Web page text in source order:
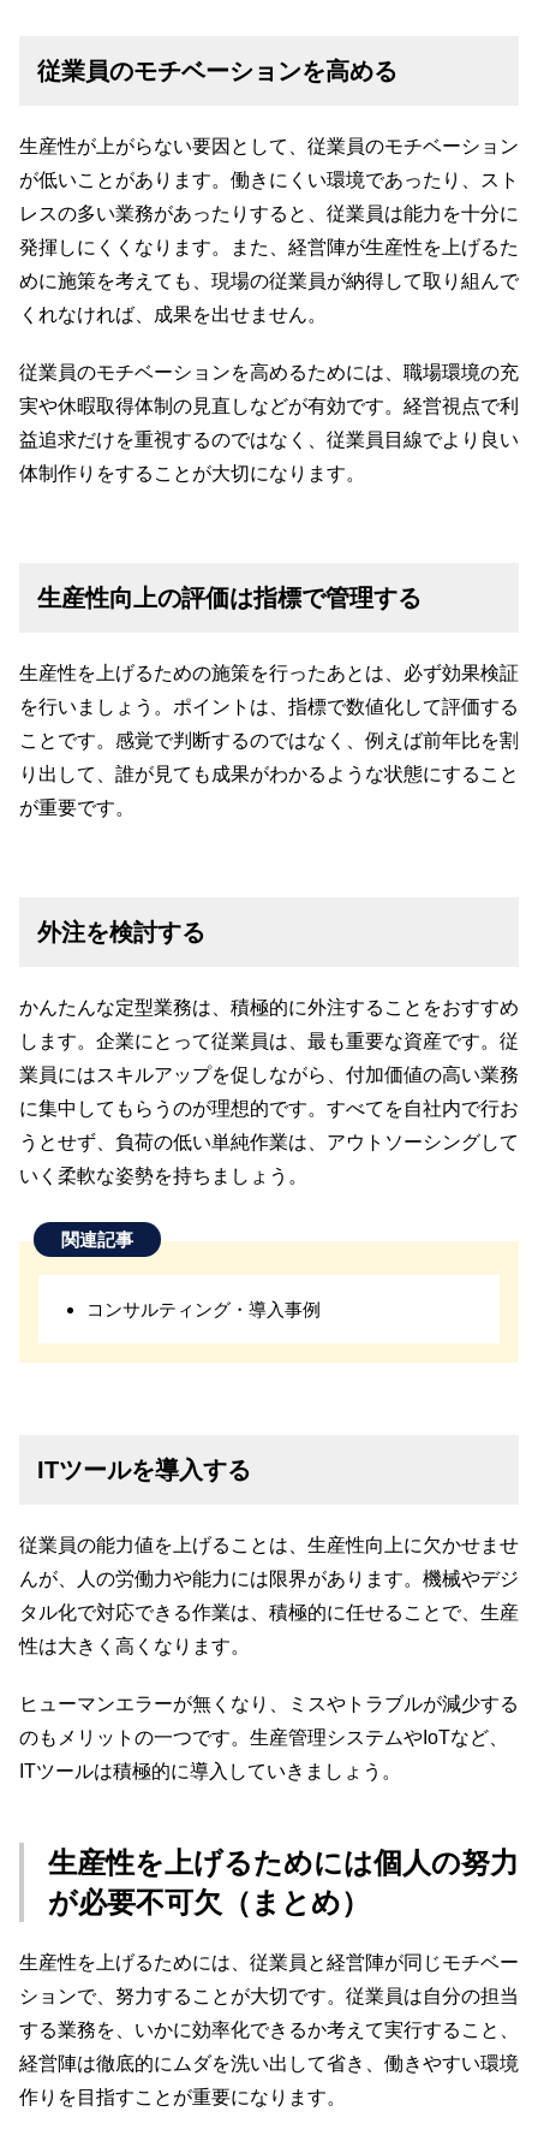
従業員のモチベーションを高める
生産性が上がらない要因として、従業員のモチベーション
が低いことがあります。働きにくい環境であったり、スト
レスの多い業務があったりすると、従業員は能力を十分に
発揮しにくくなります。また、経営陣が生産性を上げるた
めに施策を考えても、現場の従業員が納得して取り組んで
くれなければ、成果を出せません。
従業員のモチベーションを高めるためには、職場環境の充
実や休暇取得体制の見直しなどが有効です。経営視点で利
益追求だけを重視するのではなく、従業員目線でより良い
体制作りをすることが大切になります。
生産性向上の評価は指標で管理する
生産性を上げるための施策を行ったあとは、必ず効果検証
を行いましょう。ポイントは、指標で数値化して評価する
ことです。感覚で判断するのではなく、例えば前年比を割
り出して、誰が見ても成果がわかるような状態にすること
が重要です。
外注を検討する
かんたんな定型業務は、積極的に外注することをおすすめ
します。企業にとって従業員は、最も重要な資産です。従
業員にはスキルアップを促しながら、付加価値の高い業務
に集中してもらうのが理想的です。すべてを自社内で行お
うとせず、負荷の低い単純作業は、アウトソーシングして
いく柔軟な姿勢を持ちましょう。
関連記事
コンサルティング・導入事例
ITツールを導入する
従業員の能力値を上げることは、生産性向上に欠かせませ
んが、人の労働力や能力には限界があります。機械やデジ
タル化で対応できる作業は、積極的に任せることで、生産
性は大きく高くなります。
ヒューマンエラーが無くなり、ミスやトラブルが減少する
のもメリットの一つです。生産管理システムやIoTなど、
ITツールは積極的に導入していきましょう。
生産性を上げるためには個人の努力
が必要不可欠（まとめ）
生産性を上げるためには、従業員と経営陣が同じモチベー
ションで、努力することが大切です。従業員は自分の担当
する業務を、いかに効率化できるか考えて実行すること、
経営陣は徹底的にムダを洗い出して省き、働きやすい環境
作りを目指すことが重要になります。